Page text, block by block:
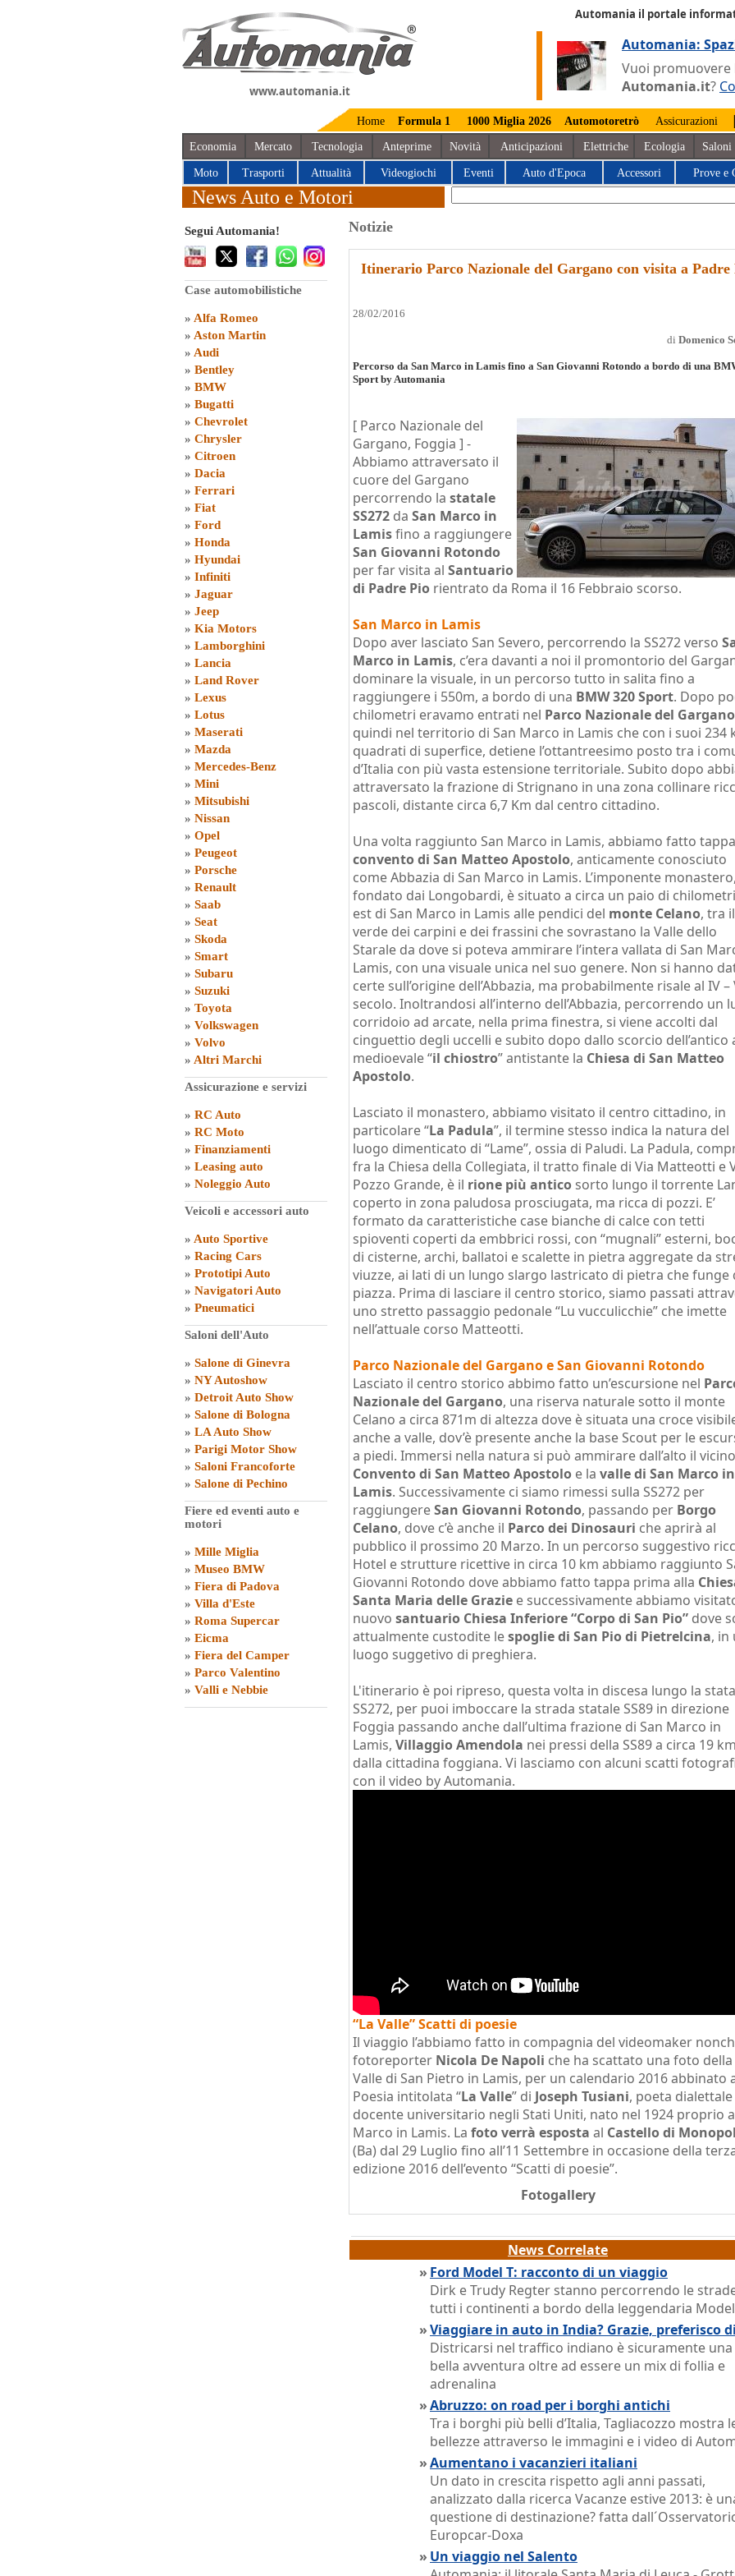
www.automania.it
Automania il portale
Automania:
Vuoi promuovere
Automania.it?
Home Formula 1 1000 Miglia 2026 Automotoretrò Assicurazioni |
Economia Mercato Tecnologia Anteprime Novità Anticipazioni Elettriche Ecologia Saloni
Moto Trasporti Attualità Videogiochi Eventi Auto d'Epoca Accessori Prove e
News Auto e Motori
Segui Automania!
Case automobilistiche
» Alfa Romeo
» Aston Martin
» Audi
» Bentley
» BMW
» Bugatti
» Chevrolet
» Chrysler
» Citroen
» Dacia
» Ferrari
» Fiat
» Ford
» Honda
» Hyundai
» Infiniti
» Jaguar
» Jeep
» Kia Motors
» Lamborghini
» Lancia
» Land Rover
» Lexus
» Lotus
» Maserati
» Mazda
» Mercedes-Benz
» Mini
» Mitsubishi
» Nissan
» Opel
» Peugeot
» Porsche
» Renault
» Saab
» Seat
» Skoda
» Smart
» Subaru
» Suzuki
» Toyota
» Volkswagen
» Volvo
» Altri Marchi
Assicurazione e servizi
» RC Auto
» RC Moto
» Finanziamenti
» Leasing auto
» Noleggio Auto
Veicoli e accessori auto
» Auto Sportive
» Racing Cars
» Prototipi Auto
» Navigatori Auto
» Pneumatici
Saloni dell'Auto
» Salone di Ginevra
» NY Autoshow
» Detroit Auto Show
» Salone di Bologna
» LA Auto Show
» Parigi Motor Show
» Saloni Francoforte
» Salone di Pechino
Fiere ed eventi auto e
motori
» Mille Miglia
» Museo BMW
» Fiera di Padova
» Villa d'Este
» Roma Supercar
» Eicma
» Fiera del Camper
» Parco Valentino
» Valli e Nebbie
Notizie
Itinerario Parco Nazionale del Gargano con visita a Padre
28/02/2016
di Domenico
Percorso da San Marco in Lamis fino a San Giovanni Rotondo a bordo di una
Sport by Automania
[ Parco Nazionale del
Gargano, Foggia ] -
Abbiamo attraversato il
cuore del Gargano
percorrendo la statale
SS272 da San Marco in
Lamisfino a raggiungere
San Giovanni Rotondo
per far visita al Santuario
di Padre Pio rientrato da Roma il 16 Febbraio scorso.
San Marco in Lamis
Dopo aver lasciato San Severo, percorrendo la SS272 verso
Marco in Lamis, c’era davanti a noi il promontorio del
dominare la visuale, in un percorso tutto in salita fino a
raggiungere i 550m, a bordo di una BMW 320 Sport. Dopo
chilometri eravamo entrati nel Parco Nazionale del Gargano
quindi nel territorio di San Marco in Lamis che con i suoi 234
quadrati di superfice, detiene l’ottantreesimo posto tra i
d’Italia con più vasta estensione territoriale. Subito dopo
attraversato la frazione di Strignano in una zona collinare
pascoli, distante circa 6,7 Km dal centro cittadino.
Una volta raggiunto San Marco in Lamis, abbiamo fatto
convento di San Matteo Apostolo, anticamente conosciuto
come Abbazia di San Marco in Lamis. L’imponente monastero,
fondato dai Longobardi, è situato a circa un paio di
est di San Marco in Lamis alle pendici del monte Celano, tra il
verde dei carpini e dei frassini che sovrastano la Valle dello
Starale da dove si poteva ammirare l’intera vallata di San
Lamis, con una visuale unica nel suo genere. Non si hanno
certe sull’origine dell’Abbazia, ma probabilmente risale al IV –
secolo. Inoltrandosi all’interno dell’Abbazia, percorrendo un
corridoio ad arcate, nella prima finestra, si viene accolti dal
cinguettio degli uccelli e subito dopo dallo scorcio dell’antico
medioevale “il chiostro” antistante la Chiesa di San Matteo
Apostolo.
Lasciato il monastero, abbiamo visitato il centro cittadino, in
particolare “La Padula”, il termine stesso indica la natura del
luogo dimenticato di “Lame”, ossia di Paludi. La Padula,
fra la Chiesa della Collegiata, il tratto finale di Via Matteotti e
Pozzo Grande, è il rione più antico sorto lungo il torrente
coperto in zona paludosa prosciugata, ma ricca di pozzi. E’
formato da caratteristiche case bianche di calce con tetti
spioventi coperti da embbrici rossi, con “mugnali” esterni,
di cisterne, archi, ballatoi e scalette in pietra aggregate da
viuzze, ai lati di un lungo slargo lastricato di pietra che funge
piazza. Prima di lasciare il centro storico, siamo passati
uno stretto passaggio pedonale “Lu vucculicchie” che imette
nell’attuale corso Matteotti.
Parco Nazionale del Gargano e San Giovanni Rotondo
Lasciato il centro storico abbimo fatto un’escursione nel
Nazionale del Gargano, una riserva naturale sotto il monte
Celano a circa 871m di altezza dove è situata una croce
anche a valle, dov’è presente anche la base Scout per le
a piedi. Immersi nella natura si può ammirare dall’alto il vicino
Convento di San Matteo Apostolo e la valle di San Marco in
Lamis. Successivamente ci siamo rimessi sulla SS272 per
raggiungereSan Giovanni Rotondo, passando per Borgo
Celano, dove c’è anche il Parco dei Dinosauri che aprirà al
pubblico il prossimo 20 Marzo. In un percorso suggestivo
Hotel e strutture ricettive in circa 10 km abbiamo raggiunto
Giovanni Rotondo dove abbiamo fatto tappa prima alla
Santa Maria delle Grazie e successivamente abbiamo
nuovo santuario Chiesa Inferiore “Corpo di San Pio” dove
attualmente custodite lespoglie di San Pio di Pietrelcina, in
luogo suggetivo di preghiera.
L'itinerario è poi ripreso, questa volta in discesa lungo la
SS272, per puoi imboccare la strada statale SS89 in direzione
Foggia passando anche dall’ultima frazione di San Marco in
Lamis, Villaggio Amendola nei pressi della SS89 a circa 19 km
dalla cittadina foggiana. Vi lasciamo con alcuni scatti
con il video by Automania.
“La Valle” Scatti di poesie
Il viaggio l’abbiamo fatto in compagnia del videomaker
fotoreporter Nicola De Napoli che ha scattato una foto della
Valle di San Pietro in Lamis, per un calendario 2016 abbinato
Poesia intitolata “La Valle” di Joseph Tusiani, poeta dialettale
docente universitario negli Stati Uniti, nato nel 1924 proprio
Marco in Lamis. La foto verrà esposta al Castello di
(Ba) dal 29 Luglio fino all’11 Settembre in occasione della
edizione 2016 dell’evento “Scatti di poesie”.
Fotogallery
News Correlate
» Ford Model T: racconto di un viaggio
Dirk e Trudy Regter stanno percorrendo le
tutti i continenti a bordo della leggendaria
»Viaggiare in auto in India? Grazie, preferisco
Districarsi nel traffico indiano è sicuramente una
bella avventura oltre ad essere un mix di follia e
adrenalina
»Abruzzo: on road per i borghi antichi
Tra i borghi più belli d’Italia, Tagliacozzo mostra
bellezze attraverso le immagini e i video di
»Aumentano i vacanzieri italiani
Un dato in crescita rispetto agli anni passati,
analizzato dalla ricerca Vacanze estive 2013: è
questione di destinazione? fatta
Europcar-Doxa
» Un viaggio nel Salento